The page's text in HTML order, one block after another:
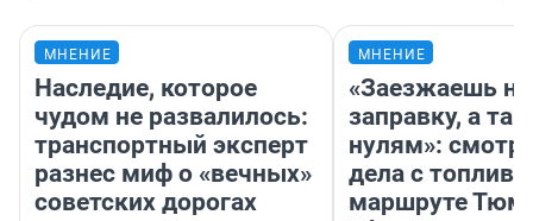
МНЕНИЕ
Наследие, которое
чудом не развалилось:
транспортный эксперт
разнес миф о «вечных»
советских дорогах
МНЕНИЕ
«Заезжаешь на
заправку, а
нулям»:
дела с
маршруте